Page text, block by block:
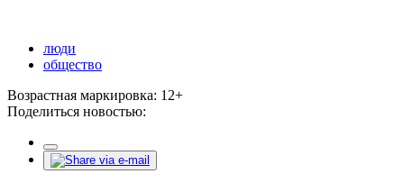
люди
общество
Возрастная маркировка: 12+
Поделиться новостью: